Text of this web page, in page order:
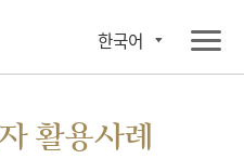
한국어
활용사례